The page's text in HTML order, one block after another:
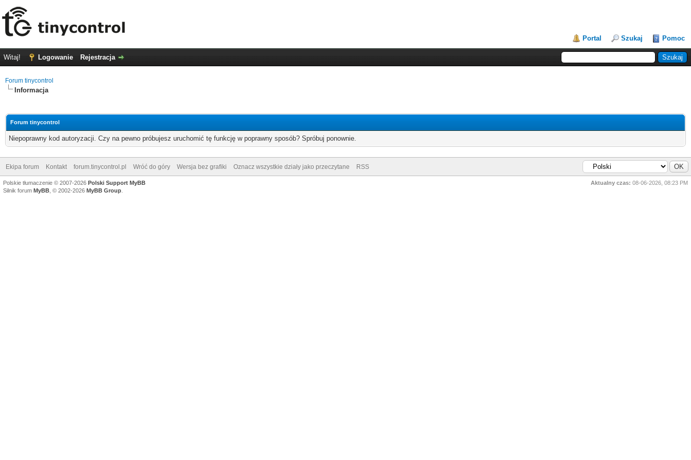
Portal Szukaj Pomoc
Witaj! Logowanie Rejestracja
Forum tinycontrol
Informacja
Forum tinycontrol
Niepoprawny kod autoryzacji. Czy na pewno próbujesz uruchomić tę funkcję w poprawny sposób? Spróbuj ponownie.
Ekipa forum Kontakt forum.tinycontrol.pl Wróć do góry Wersja bez grafiki Oznacz wszystkie działy jako przeczytane RSS
Aktualny czas: 08-06-2026, 08:23 PM
Polskie tłumaczenie © 2007-2026 Polski Support MyBB
Silnik forum MyBB , © 2002-2026 MyBB Group